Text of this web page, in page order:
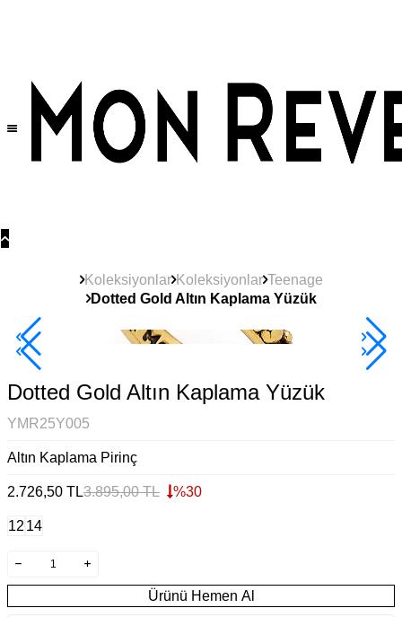
Koleksiyonlar Koleksiyonlar Teenage
Dotted Gold Altın Kaplama Yüzük
Çok Satan
Dotted Gold Altın Kaplama Yüzük
YMR25Y005
Altın Kaplama Pirinç
2.726,50 TL3.895,00TL %30
1214
Ürünü Hemen Al